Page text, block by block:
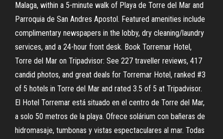
Malaga, within a 5-minute walk of Playa de Torre del Mar and
Parroquia de San Andres Apostol. Featured amenities include
complimentary newspapers in the lobby, dry cleaning/laundry
services, and a 24-hour front desk. Book Torremar Hotel,
Torre del Mar on Tripadvisor: See 227 traveller reviews, 417
candid photos, and great deals for Torremar Hotel, ranked #3
of 5 hotels in Torre del Mar and rated 3.5 of 5 at Tripadvisor.
El Hotel Torremar está situado en el centro de Torre del Mar,
a solo 50 metros de la playa. Ofrece solárium con bañeras de
hidromasaje, tumbonas y vistas espectaculares al mar. Todas